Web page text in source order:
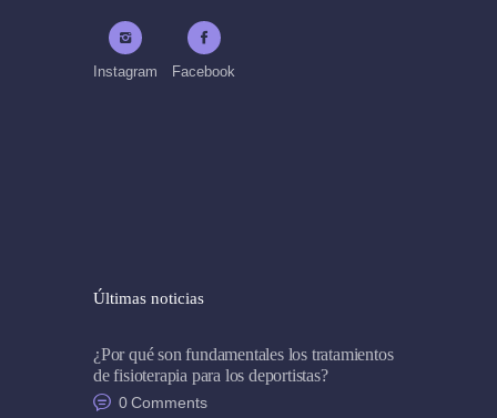
Instagram Facebook
Últimas noticias
¿Por qué son fundamentales los tratamientos
de fisioterapia para los deportistas?
0 Comments